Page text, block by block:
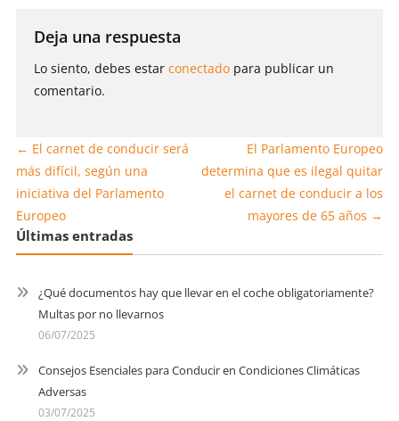
Deja una respuesta
Lo siento, debes estar conectadopara publicar un
comentario.
← El carnet de conducir será
más difícil, según una
iniciativa del Parlamento
Europeo
El Parlamento Europeo
determina que es ilegal quitar
el carnet de conducir a los
mayores de 65 años →
Últimas entradas
¿Qué documentos hay que llevar en el coche obligatoriamente?
Multas por no llevarnos
06/07/2025
Consejos Esenciales para Conducir en Condiciones Climáticas
Adversas
03/07/2025